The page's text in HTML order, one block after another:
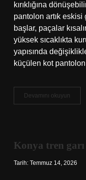
kırıklığına
pantolon artık eskisi
başlar, paçalar
yüksek sıcaklıkta
yapısında
küçülen kot
Devamını okuyun
?
Konya tren garı
Tarih: Temmuz 14, 2026